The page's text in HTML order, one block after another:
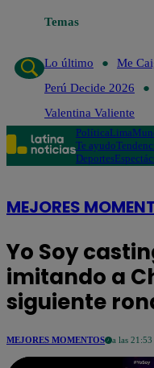
Temas
Me Caigo de Risa
Lo último
Me
Perú Decide 2026
Valentina Valiente
PolíticaLima
Te ayudo
Deportes
MEJORES
Yo Soy
imitando a
siguiente
MEJORES MOMENTOS a las 21:53